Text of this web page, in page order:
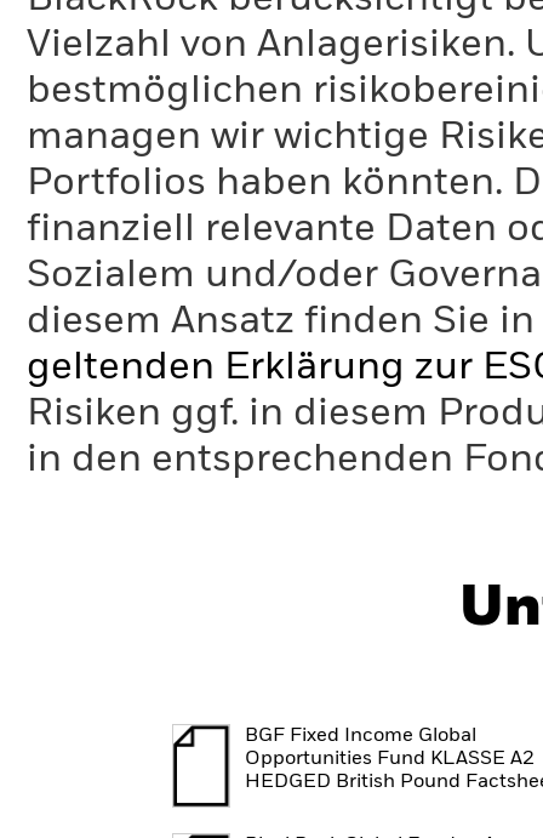
Vielzahl von Anlagerisiken.
bestmöglichen
managen wir wichtige
Portfolios haben könnten.
finanziell relevante Daten
Sozialem und/oder
diesem Ansatz finden Sie
geltenden Erklärung zur
Risiken ggf. in diesem
in den entsprechenden
BGF Fixed Income Global
Opportunities Fund KLASSE A2
HEDGED British Pound